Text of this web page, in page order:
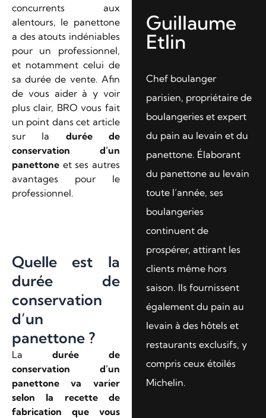
concurrents aux
alentours, le panettone
a des atouts indéniables
pour un professionnel,
et notamment celui de
sa durée de vente. Afin
de vous aider à y voir
plus clair, BRO vous fait
un point dans cet article
sur la durée de
conservation d’un
panettone et ses autres
avantages pour le
professionnel.
Quelle est la
durée de
conservation
d’un
panettone ?
La durée de
conservation d’un
panettone va varier
selon la recette de
fabrication que vous
Guillaume
Etlin
Chef boulanger
parisien, propriétaire de
boulangeries et expert
du pain au levain et du
panettone. Élaborant
du panettone au levain
toute l’année, ses
boulangeries
continuent de
prospérer, attirant les
clients même hors
saison. Ils fournissent
également du pain au
levain à des hôtels et
restaurants exclusifs, y
compris ceux étoilés
Michelin.